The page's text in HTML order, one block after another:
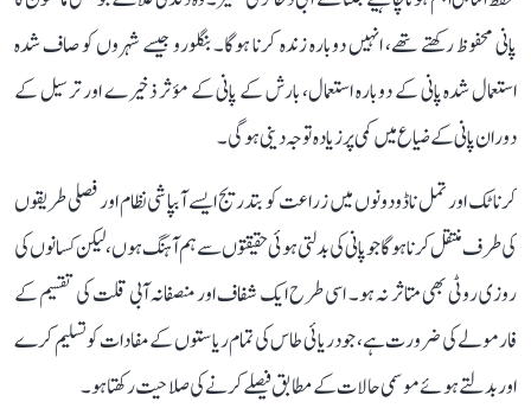
پانی محفوظ رکھتے تھے، انہیں دوبارہ زندہ کرنا ہوگا۔ بنگلورو جیسے شہروں کو صاف شدہ
استعمال شدہ پانی کے دوبارہ استعمال، بارش کے پانی کے مؤثر ذخیرے اور ترسیل کے
دوران پانی کے ضیاع میں کمی پر زیادہ توجہ دینی ہوگی۔
کرناٹک اور تمل ناڈو دونوں میں زراعت کو بتدریج ایسے آبپاشی نظام اور فصلی طریقوں
کی طرف منتقل کرنا ہوگا جو پانی کی بدلتی ہوئی حقیقتوں سے ہم آہنگ ہوں، لیکن کسانوں کی
روزی روٹی بھی متاثر نہ ہو۔ اسی طرح ایک شفاف اور منصفانہ آبی قلت کی تقسیم کے
فارمولے کی ضرورت ہے، جو دریائی طاس کی تمام ریاستوں کے مفادات کو تسلیم کرے
اور بدلتے ہوئے موسمی حالات کے مطابق فیصلے کرنے کی صلاحیت رکھتا ہو۔